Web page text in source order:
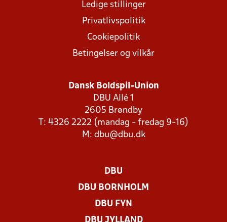
Ledige stillinger
Privatlivspolitik
Cookiepolitik
Betingelser og vilkår
Dansk Boldspil-Union
DBU Allé 1
2605 Brøndby
T: 4326 2222 (mandag - fredag 9-16)
M: dbu@dbu.dk
DBU
DBU BORNHOLM
DBU FYN